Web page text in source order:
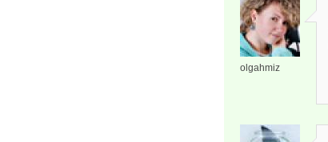
olgahmiz